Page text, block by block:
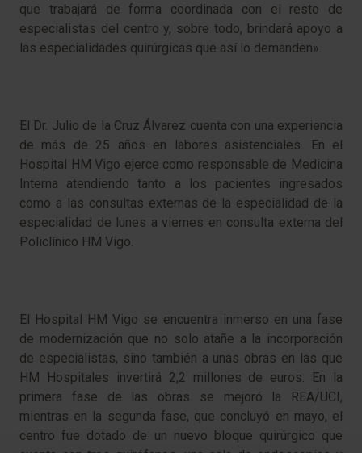
que trabajará de forma coordinada con el resto de
especialistas del centro y, sobre todo, brindará apoyo a
las especialidades quirúrgicas que así lo demanden».
El Dr. Julio de la Cruz Álvarez cuenta con una experiencia
de más de 25 años en labores asistenciales. En el
Hospital HM Vigo ejerce como responsable de Medicina
Interna atendiendo tanto a los pacientes ingresados
como a las consultas externas de la especialidad de la
especialidad de lunes a viernes en consulta externa del
Policlínico HM Vigo.
El Hospital HM Vigo se encuentra inmerso en una fase
de modernización que no solo atañe a la incorporación
de especialistas, sino también a unas obras en las que
HM Hospitales invertirá 2,2 millones de euros. En la
primera fase de las obras se mejoró la REA/UCI,
mientras en la segunda fase, que concluyó en mayo, el
centro fue dotado de un nuevo bloque quirúrgico que